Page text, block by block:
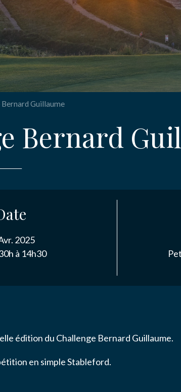
Guillaume
Bernard
2025
à 14h30
édition du Challenge Bernard Guillaume.
en simple Stableford.
CLUB
CLUB HOUSE
NOS TARIFS
ENSEIGNEMENT
ACTUALITÉS